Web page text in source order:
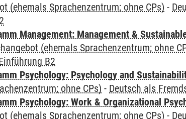
(ehemals Sprachenzentrum; ohne CPs) -
Management: Management &
(ehemals Sprachenzentrum; ohne
B2
Psychology: Psychology and
ohne CPs) - Deutsch als
Psychology: Work & Organizational
(ehemals Sprachenzentrum; ohne CPs) -